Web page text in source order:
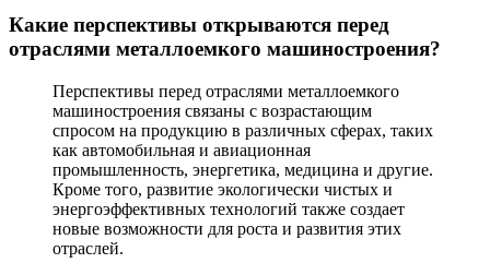
Какие перспективы открываются перед
отраслями металлоемкого машиностроения?
Перспективы перед отраслями металлоемкого
машиностроения связаны с возрастающим
спросом на продукцию в различных сферах, таких
как автомобильная и авиационная
промышленность, энергетика, медицина и другие.
Кроме того, развитие экологически чистых и
энергоэффективных технологий также создает
новые возможности для роста и развития этих
отраслей.